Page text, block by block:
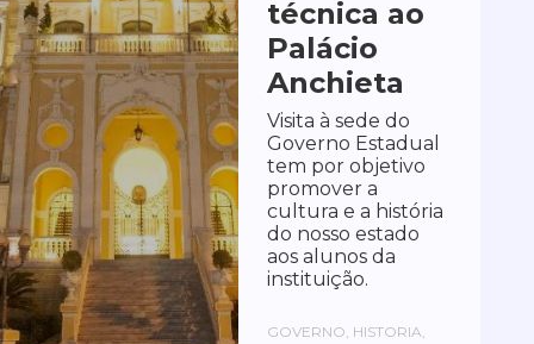
técnica ao
Palácio
Anchieta
Visita à sede do
Governo Estadual
tem por objetivo
promover a
cultura e a história
do nosso estado
aos alunos da
instituição.
GOVERNO, HISTORIA,